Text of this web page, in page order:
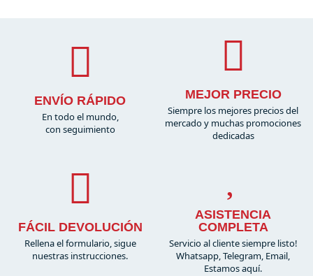
ENVÍO RÁPIDO
En todo el mundo,
con seguimiento
MEJOR PRECIO
Siempre los mejores precios del
mercado y muchas promociones
dedicadas
FÁCIL DEVOLUCIÓN
Rellena el formulario, sigue
nuestras instrucciones.
ASISTENCIA
COMPLETA
Servicio al cliente siempre listo!
Whatsapp, Telegram, Email,
Estamos aquí.